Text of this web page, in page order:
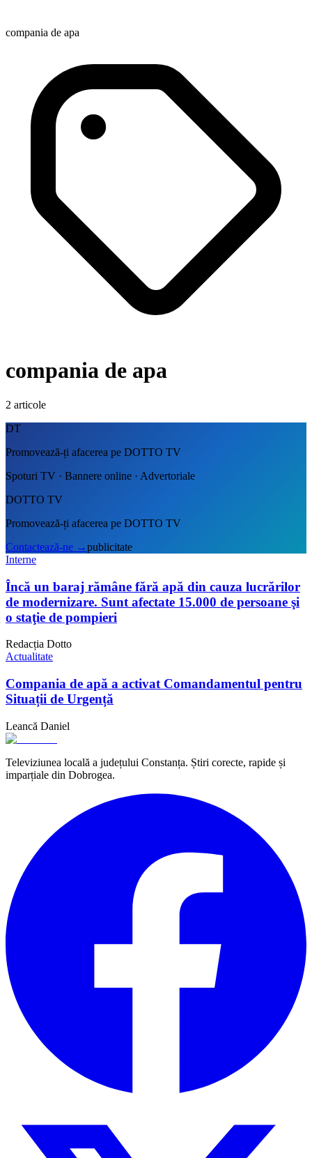
compania de apa
compania de apa
2 articole
DT
Promovează-ți afacerea pe DOTTO TV
Spoturi TV · Bannere online · Advertoriale
DOTTO TV
Promovează-ți afacerea pe DOTTO TV
Contactează-ne →publicitate
Interne
Încă un baraj rămâne fără apă din cauza lucrărilor
de modernizare. Sunt afectate 15.000 de persoane şi
o staţie de pompieri
Redacția Dotto
Actualitate
Compania de apă a activat Comandamentul pentru
Situații de Urgență
Leancă Daniel
Televiziunea locală a județului Constanța. Știri corecte, rapide și
imparțiale din Dobrogea.